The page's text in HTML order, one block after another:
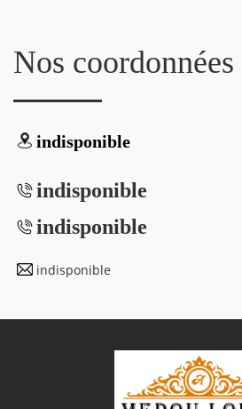
Nos coordonnées
indisponible
indisponible
indisponible
indisponible